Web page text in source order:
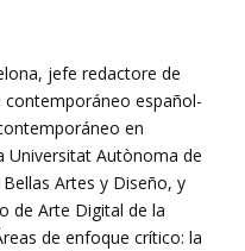
jefe redactore de
contemporáneo español-
en
Universitat Autònoma de
Artes y Diseño, y
de Arte Digital de la
de enfoque crítico: la